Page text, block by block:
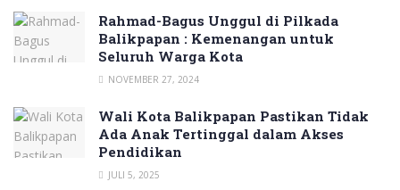
Rahmad-Bagus Unggul di Pilkada
Balikpapan : Kemenangan untuk
Seluruh Warga Kota
NOVEMBER 27, 2024
Wali Kota Balikpapan Pastikan Tidak
Ada Anak Tertinggal dalam Akses
Pendidikan
JULI 5, 2025